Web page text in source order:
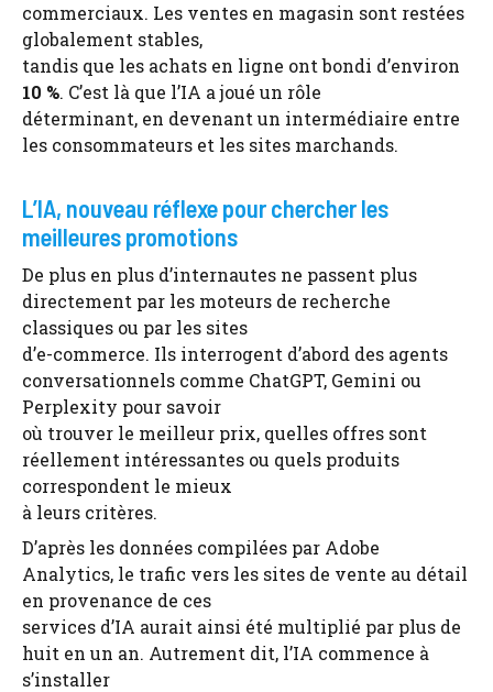
commerciaux. Les ventes en magasin sont restées
globalement stables,
tandis que les achats en ligne ont bondi d’environ
10 %. C’est là que l’IA a joué un rôle
déterminant, en devenant un intermédiaire entre
les consommateurs et les sites marchands.
L’IA, nouveau réflexe pour chercher les
meilleures promotions
De plus en plus d’internautes ne passent plus
directement par les moteurs de recherche
classiques ou par les sites
d’e-commerce. Ils interrogent d’abord des agents
conversationnels comme ChatGPT, Gemini ou
Perplexity pour savoir
où trouver le meilleur prix, quelles offres sont
réellement intéressantes ou quels produits
correspondent le mieux
à leurs critères.
D’après les données compilées par Adobe
Analytics, le trafic vers les sites de vente au détail
en provenance de ces
services d’IA aurait ainsi été multiplié par plus de
huit en un an. Autrement dit, l’IA commence à
s’installer